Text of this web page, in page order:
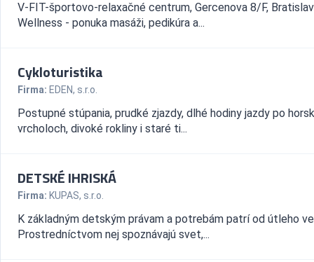
V-FIT-športovo-relaxačné centrum, Gercenova 8/F,
Wellness - ponuka masáži, pedikúra a...
Cykloturistika
Firma: EDEN, s.r.o.
Postupné stúpania, prudké zjazdy, dlhé hodiny jazdy po
vrcholoch, divoké rokliny i staré ti...
DETSKÉ IHRISKÁ
Firma: KUPAS, s.r.o.
K základným detským právam a potrebám patrí od útleho
Prostredníctvom nej spoznávajú svet,...